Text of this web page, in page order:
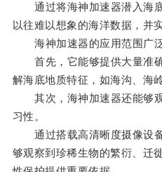
通过将海神加速器潜入海底
以往难以想象的海洋数据，并
海神加速器的应用范围广泛
首先，它能够提供大量准确
解海底地质特征，如海沟、海岭
其次，海神加速器还能够观
习性。
通过搭载高清晰度摄像设
够观察到珍稀生物的繁衍、迁